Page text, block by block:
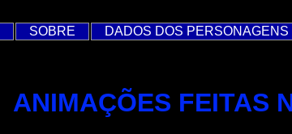
SOBRE DADOS DOS PERSONAGENS
ANIMAÇÕES FEITAS